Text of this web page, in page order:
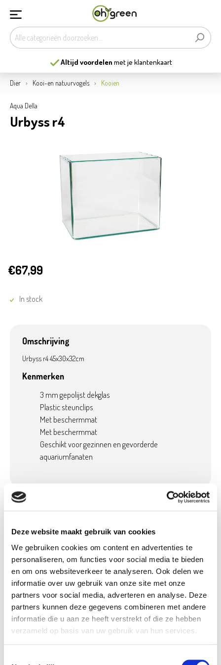
Deze website maakt gebruik van cookies
We gebruiken cookies om content en advertenties te
personaliseren, om functies voor social media te bieden
en om ons websiteverkeer te analyseren. Ook delen we
informatie over uw gebruik van onze site met onze
partners voor social media, adverteren en analyse. Deze
partners kunnen deze gegevens combineren met andere
informatie die u aan ze heeft verstrekt of die ze hebben
verzameld op basis van uw gebruik van hun services.
Altijd voordelen met je klantenkaart
Dier Kooi-en natuurvogels Kooien
Aqua Della
Urbyss r4
€67,99
In stock
Omschrijving
Urbyss r4 45x30x32cm
Kenmerken
3 mm gepolijst dekglas
Plastic steunclips
Met beschermmat
Met beschermmat
Geschikt voor gezinnen en gevorderde
aquariumfanaten
Betaalbaar met
Neen
Gewicht:
Hoogte (cm):
32 cm
Breedte (cm):
30 cm
Lengte (cm):
Diameter (cm):
0 cm
Artikel nummer:
1109104